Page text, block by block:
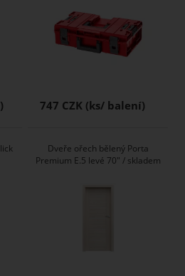
747 CZK
Dveře ořech bělený Porta
Premium E.5 levé 70" / skladem